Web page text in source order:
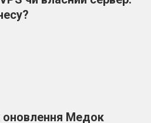
оновлення Медок